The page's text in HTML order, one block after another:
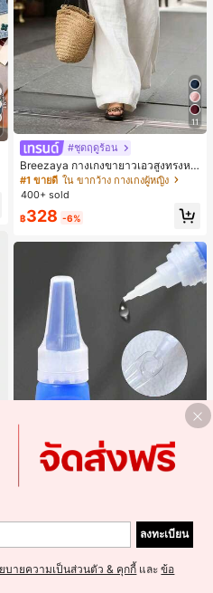
11
#ชุดฤดูร้อน
Breezaya กางเกงขายาวเอวสูงทรงหล
วมขาบานสำหรับผู้หญิง สีขาวเรียบหรูส
ไตล์ชิค เหมาะสำหรับใส่เที่ยวทะเล วันห
ยโอกาสในชีวิตประจำวัน
#1 ขายดี ใน ขากว้าง กางเกงผู้หญิง
400+ sold
฿328 -6%
ม แรงยึดสูง เจลสติกเกอร์เล็บนุ่ม แห้งเร็
ว เหมาะสำหรับผู้เริ่มต้นทำเล็บ ติดทนน
าน
#1 ขายดี
ใน กาวติดเล็บ กาวติดเล็บและสารยึดติด
฿37 -5%
1
ลงทะเบียน
บายความเป็นส่วนตัว & คุกกี้ และข้อ